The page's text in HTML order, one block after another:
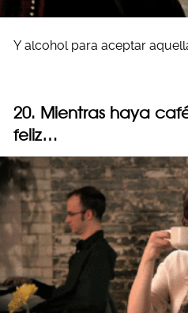
Y alcohol para aceptar
20. Mientras haya
feliz…